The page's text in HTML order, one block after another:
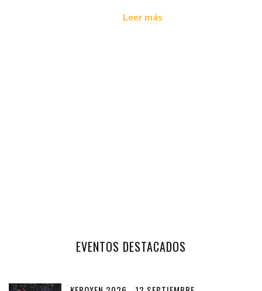
Leer más
EVENTOS DESTACADOS